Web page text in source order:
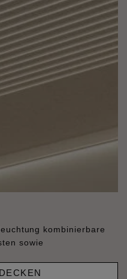
kombinierbare
sowie